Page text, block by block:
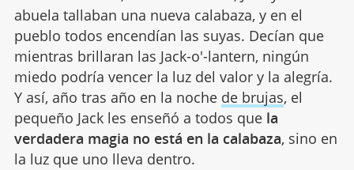
abuela tallaban una nueva calabaza, y en el
pueblo todos encendían las suyas. Decían que
mientras brillaran las Jack-o'-lantern, ningún
miedo podría vencer la luz del valor y la alegría.
Y así, año tras año en la noche de brujas, el
pequeño Jack les enseñó a todos que la
verdadera magia no está en la calabaza, sino en
la luz que uno lleva dentro.